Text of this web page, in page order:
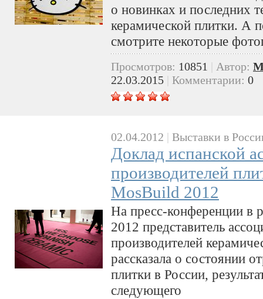
о новинках и последних
керамической плитки. А
смотрите некоторые
Просмотров: 10851 Автор:
22.03.2015
Комментарии: 0
02.04.2012 | Выставки в
Доклад испанской
производителей
MosBuild 2012
На пресс-конференции в
2012 представитель
производителей
рассказала о состоянии
плитки в России,
следующего